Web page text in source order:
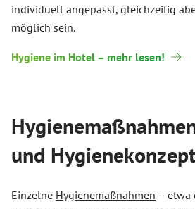
individuell angepasst, gleichzeitig
möglich sein.
Hygiene im Hotel – mehr lesen!
und
Einzelne Hygienemaßnahmen – etwa